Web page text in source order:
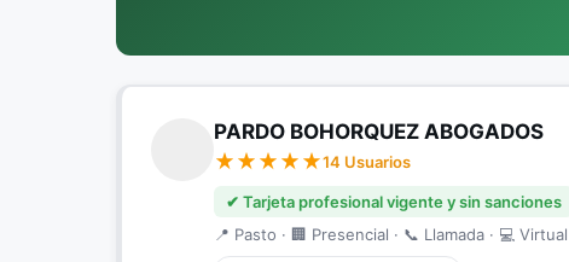
PARDO BOHORQUEZ ABOGADOS
14 Usuarios
✔ Tarjeta profesional vigente y sin sanciones
📍 Pasto · 🏢 Presencial · 📞 Llamada · 💻 Virtual